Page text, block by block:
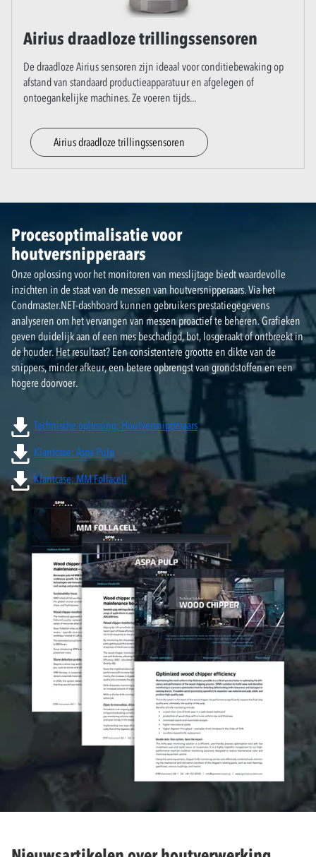
Airius draadloze trillingssensoren
De draadloze Airius sensoren zijn ideaal voor conditiebewaking op
afstand van standaard productieapparatuur en afgelegen of
ontoegankelijke machines. Ze voeren tijds...
Airius draadloze trillingssensoren
Procesoptimalisatie voor
houtversnipperaars
Onze oplossing voor het monitoren van messlijtage biedt waardevolle
inzichten in de staat van de messen van houtversnipperaars. Via het
Condmaster.NET-dashboard kunnen gebruikers prestatiegegevens
analyseren om het vervangen van messen proactief te beheren. Grafieken
geven duidelijk aan of een mes beschadigd, bot, losgeraakt of ontbreekt in
de houder. Het resultaat? Een consistentere grootte en dikte van de
snippers, minder afkeur, een betere opbrengst van grondstoffen en een
hogere doorvoer.
Technische oplossing: Houtversnipperaars
Klantcase: Aspa Pulp
Klantcase: MM Follacell